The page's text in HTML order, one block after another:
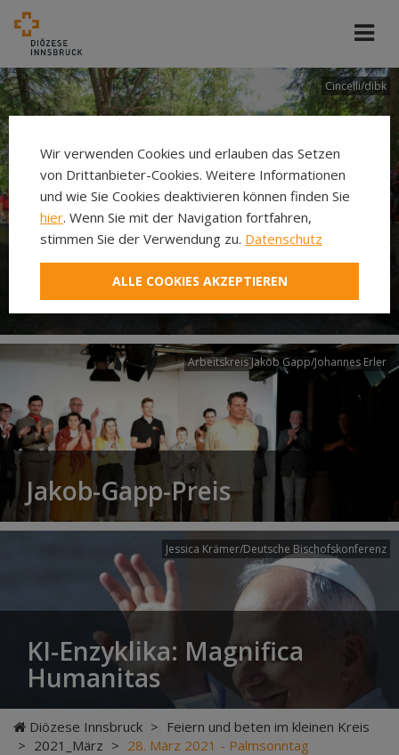
Cincelli/dibk
Neuer Pilgerweg Via
Laudato si’
Arbeitskreis Jakob Gapp/Johannes Erler
Jakob-Gapp-Preis
Jessica Krämer/Deutsche Bischofskonferenz
KI-Enzyklika: Magnifica
Humanitas
Diözese Innsbruck > Feiern und beten im kleinen Kreis
> 2021_März > 28. März 2021 - Palmsonntag
Wir verwenden Cookies und erlauben das Setzen
von Drittanbieter-Cookies. Weitere Informationen
und wie Sie Cookies deaktivieren können finden Sie
hier. Wenn Sie mit der Navigation fortfahren,
stimmen Sie der Verwendung zu. Datenschutz
ALLE COOKIES AKZEPTIEREN